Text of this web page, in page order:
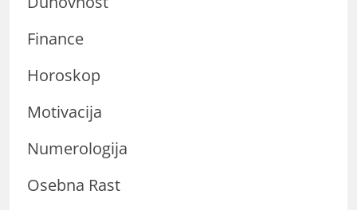
Finance
Horoskop
Motivacija
Numerologija
Osebna Rast